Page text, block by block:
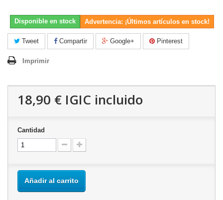
Disponible en stock Advertencia: ¡Últimos artículos en stock!
Tweet Compartir Google+ Pinterest
Imprimir
18,90 € IGIC incluido
Cantidad
Añadir al carrito